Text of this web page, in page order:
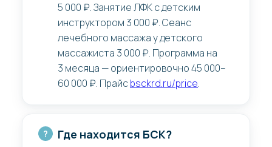
5 000 ₽. Занятие ЛФК с детским
инструктором 3 000 ₽. Сеанс
лечебного массажа у детского
массажиста 3 000 ₽. Программа на
3 месяца — ориентировочно 45 000–
60 000 ₽. Прайсbsckrd.ru/price.
Где находится БСК?